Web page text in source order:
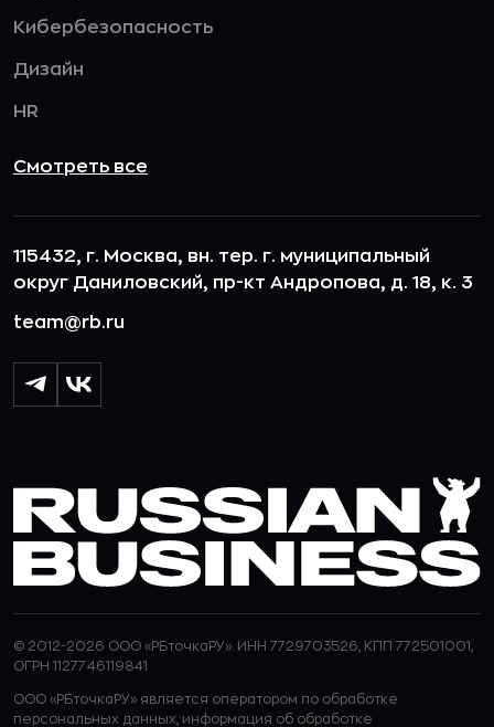
Кибербезопасность
Дизайн
HR
Смотреть все
115432, г. Москва, вн. тер. г. муниципальный
округ Даниловский, пр-кт Андропова, д. 18, к. 3
team@rb.ru
© 2012-2026 ООО «РБточкаРУ». ИНН 7729703526, КПП 772501001,
ОГРН 1127746119841
ООО «РБточкаРУ» является оператором по обработке
персональных данных, информация об обработке